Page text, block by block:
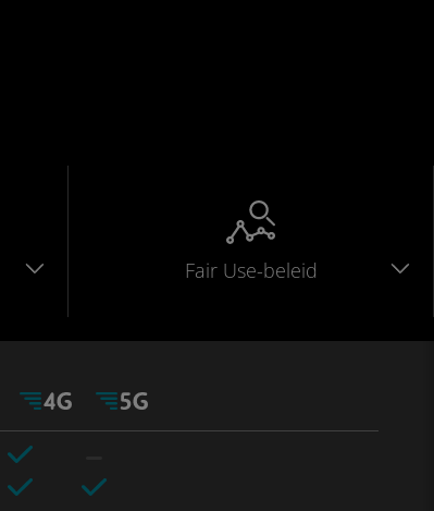
Fair Use-beleid